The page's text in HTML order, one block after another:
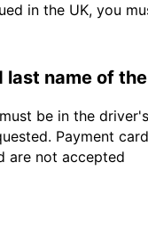
in the UK, you
name of
be in the
Payment
are not accepted